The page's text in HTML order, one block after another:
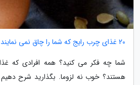
20 غذای چرب رایج که شما را چاق نمی نمایند
شما چه فکر می کنید؟ همه افرادی که
هستند؟ خوب نه لزوما. بگذارید شرح